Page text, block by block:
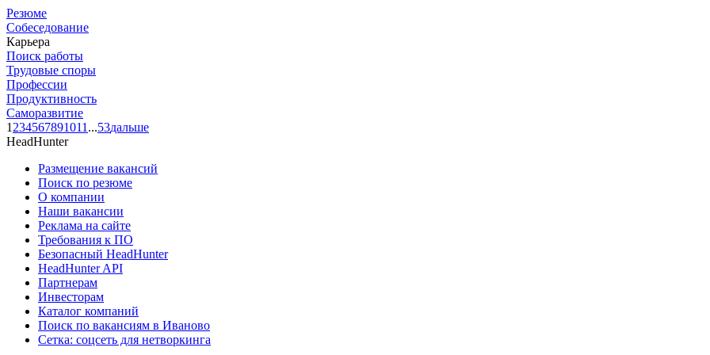
Резюме
Собеседование
Карьера
Поиск работы
Трудовые споры
Профессии
Продуктивность
Саморазвитие
1 234567891011 ...53дальше
HeadHunter
Размещение вакансий
Поиск по резюме
О компании
Наши вакансии
Реклама на сайте
Требования к ПО
Безопасный HeadHunter
HeadHunter API
Партнерам
Инвесторам
Каталог компаний
Поиск по вакансиям в Иваново
Сетка: соцсеть для нетворкинга